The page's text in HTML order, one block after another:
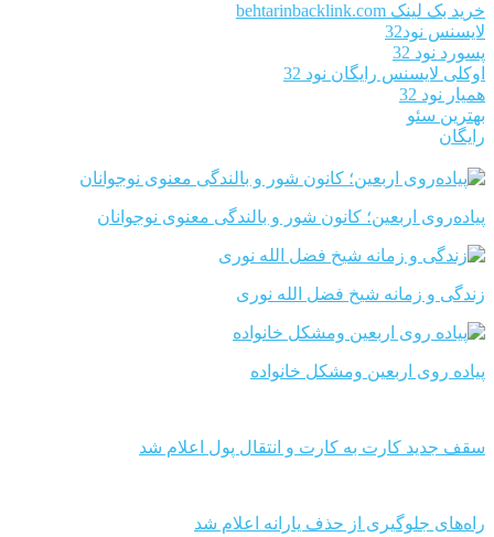
خرید بک لینک behtarinbacklink.com
لایسنس نود32
پسورد نود 32
اوکلی لایسنس رایگان نود 32
همیار نود 32
بهترین سئو
رایگان
پیاده‌روی اربعین؛ کانون شور و بالندگی معنوی نوجوانان
زندگی و زمانه شیخ فضل الله نوری
پیاده روی اربعین ومشکل خانواده
سقف جدید کارت به کارت و انتقال پول اعلام شد
راه‌های جلوگیری از حذف یارانه اعلام شد